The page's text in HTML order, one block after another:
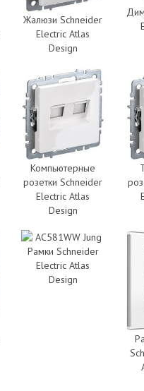
Жалюзи Schneider
Electric Atlas
Design
Компьютерные
розетки Schneider
Electric Atlas
Design
Рамки Schneider
Electric Atlas
Design